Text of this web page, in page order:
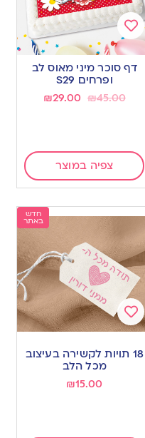
Add
to
wishlist
דף סוכר מיני מאוס לב
ופרחים S29
₪45.00
₪29.00
צפיה במוצר
חדש
באתר
Add
to
wishlist
18 תויות לקשירה בעיצוב
מכל הלב
₪15.00